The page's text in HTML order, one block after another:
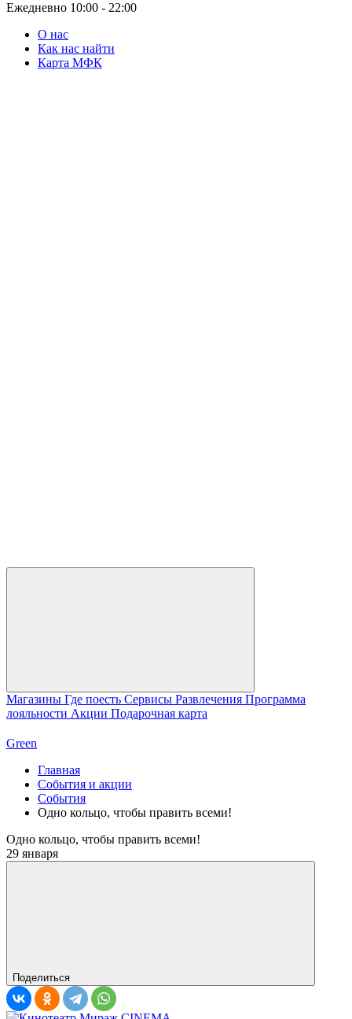
Ежедневно 10:00 - 22:00
О нас
Как нас найти
Карта МФК
Магазины Где поесть Сервисы Развлечения Программа
лояльности Акции Подарочная карта
Green
Главная
События и акции
События
Одно кольцо, чтобы править всеми!
Одно кольцо, чтобы править всеми!
29 января
Поделиться